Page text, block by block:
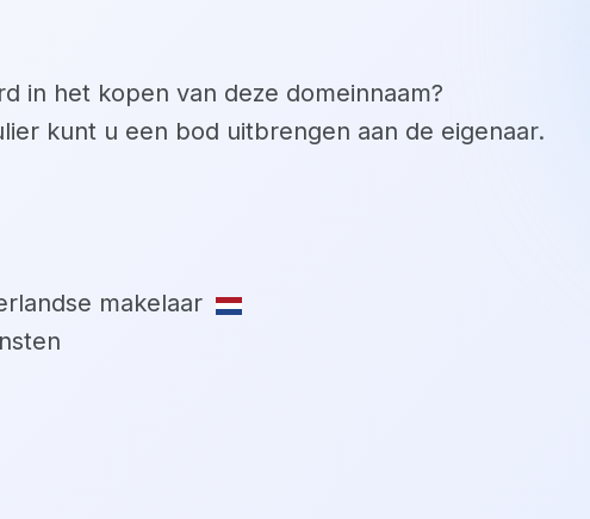
in het kopen van deze domeinnaam?
kunt u een bod uitbrengen aan de eigenaar.
makelaar